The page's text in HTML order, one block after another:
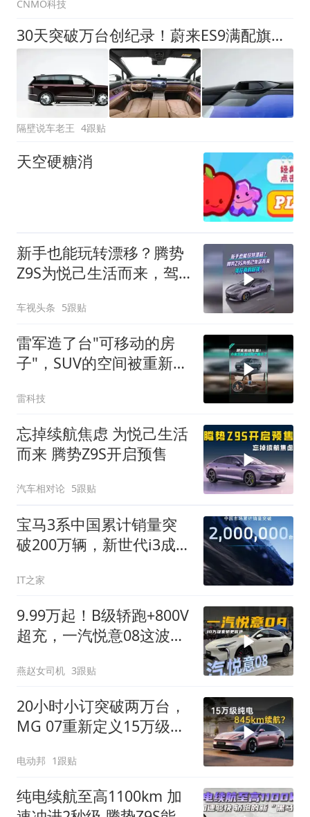
CNMO科技
30天突破万台创纪录！蔚来ES9满配旗舰，重新定义50万级SUV天花板
隔壁说车老王 4跟贴
天空硬糖消
新手也能玩转漂移？腾势
Z9S为悦己生活而来，驾
车视头条 5跟贴
雷军造了台"可移动的房
子"，SUV的空间被重新定
雷科技
忘掉续航焦虑 为悦己生活
而来 腾势Z9S开启预售
汽车相对论 5跟贴
宝马3系中国累计销量突
破200万辆，新世代i3成都
IT之家
9.99万起！B级轿跑+800V
超充，一汽悦意08这波直
燕赵女司机 3跟贴
20小时小订突破两万台，
MG 07重新定义15万级纯
电动邦 1跟贴
纯电续航至高1100km 加